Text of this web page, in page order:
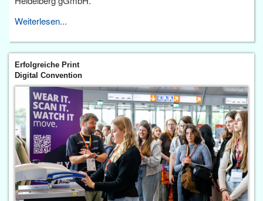
Weiterlesen...
Erfolgreiche Print
Digital Convention